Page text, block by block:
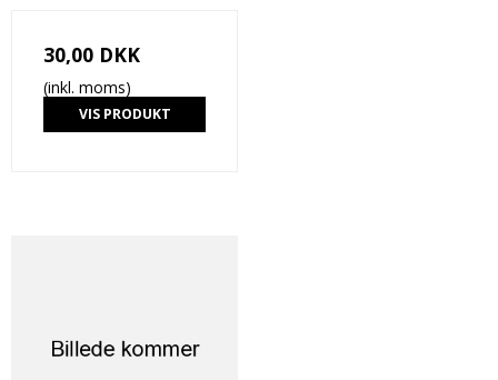
30,00 DKK
(inkl. moms)
VIS PRODUKT